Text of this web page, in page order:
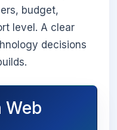
budget,
level. A clear
decisions
Web